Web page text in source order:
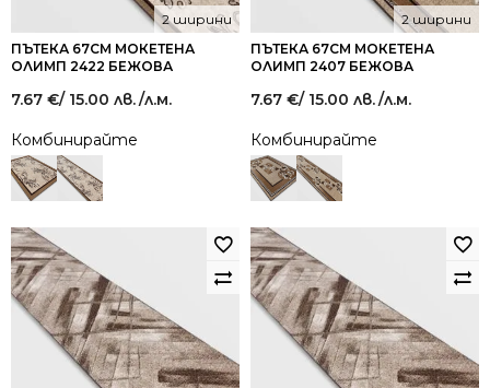
ПЪТЕКА 67СМ МОКЕТЕНА
ОЛИМП 2422 БЕЖОВА
2 ширини
7.67 €/ 15.00 лв./л.м.
Комбинирайте
ПЪТЕКА 67СМ МОКЕТЕНА
ОЛИМП 2407 БЕЖОВА
2 ширини
7.67 €/ 15.00 лв./л.м.
Комбинирайте